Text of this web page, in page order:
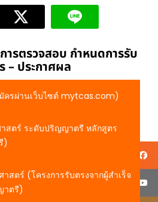
รตรวจสอบ กำหนดการรับ
– ประกาศผล
ครผ่านเว็บไซต์ mytcas.com)
สตร์ ระดับปริญญาตรี หลักสูตร
)
สตร์ (โครงการรับตรงจากผู้สำเร็จ
าตรี)